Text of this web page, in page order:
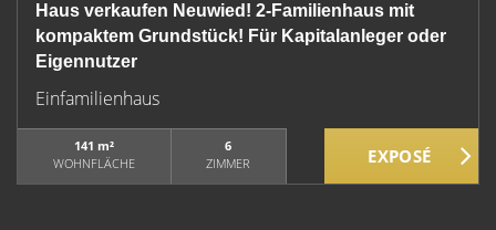
Haus verkaufen Neuwied! 2-Familienhaus mit
kompaktem Grundstück! Für Kapitalanleger oder
Eigennutzer
Einfamilienhaus
141 m²
WOHNFLÄCHE
6
ZIMMER